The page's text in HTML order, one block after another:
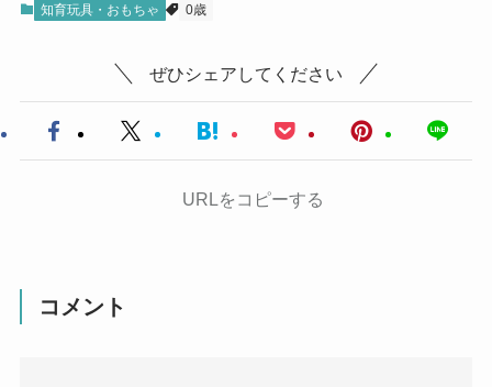
知育玩具・おもちゃ 0歳
ぜひシェアしてください
URLをコピーする
コメント